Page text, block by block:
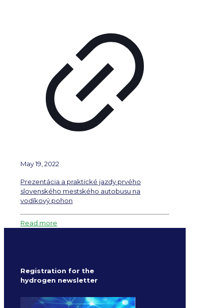
May 19, 2022
Prezentácia a praktické jazdy prvého
slovenského mestského autobusu na
vodíkový pohon
Read more
Registration for the
hydrogen newsletter